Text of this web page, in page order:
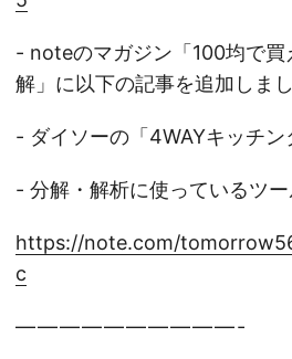
- noteのマガジン「100均で買
解」に以下の記事を追加しま
- ダイソーの「4WAYキッチン
- 分解・解析に使っているツ
https://note.com/
c
— — — — — — — — — — -